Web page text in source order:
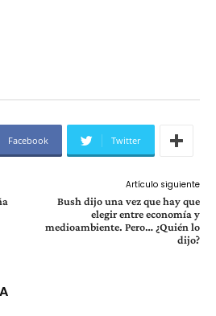
Facebook Twitter
Artículo siguiente
Bush dijo una vez que hay que
elegir entre economía y
medioambiente. Pero… ¿Quién lo
dijo?